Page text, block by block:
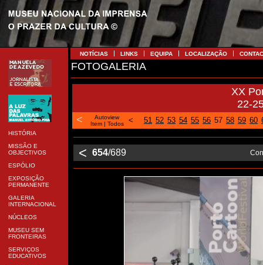
HISTÓRIA
MISSÃO E
OBJECTIVOS
ESPÓLIO
EXPOSIÇÃO
PERMANENTE
GALERIA
INTERNACIONAL
NÚCLEOS
MUSEU SEM
FRONTEIRAS
SERVIÇOS
EDUCATIVOS
NOTÍCIAS LINKS EQUIPA LOCALIZAÇÃO
FOTOGALERIA
XX
22-
<
Autoview
Item| Todos < 51 52 53 54 55 56 57 58 59 60
< 654/689